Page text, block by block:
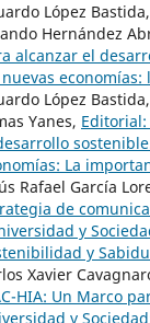
López
Hernández
alcanzar el
nuevas
López
Yanes,
La
Rafael García
de
y
y
Xavier
HIA: Un Marco
y